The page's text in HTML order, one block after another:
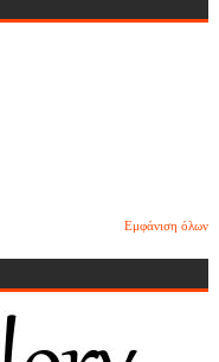
Εμφάνιση όλων